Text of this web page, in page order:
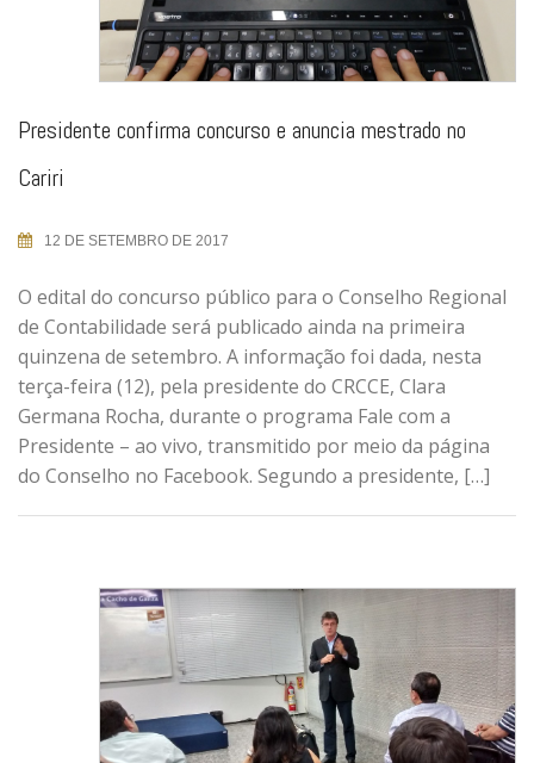
Presidente confirma concurso e anuncia mestrado no
Cariri
12 DE SETEMBRO DE 2017
O edital do concurso público para o Conselho Regional
de Contabilidade será publicado ainda na primeira
quinzena de setembro. A informação foi dada, nesta
terça-feira (12), pela presidente do CRCCE, Clara
Germana Rocha, durante o programa Fale com a
Presidente – ao vivo, transmitido por meio da página
do Conselho no Facebook. Segundo a presidente, […]